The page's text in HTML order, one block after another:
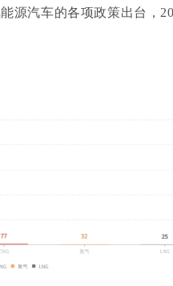
源汽车的各项政策出台，